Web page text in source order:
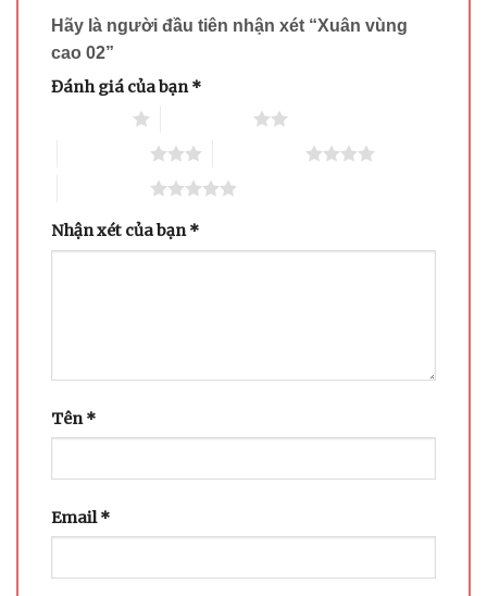
Hãy là người đầu tiên nhận xét “Xuân vùng
cao 02”
Đánh giá của bạn *
Nhận xét của bạn*
Tên *
Email*